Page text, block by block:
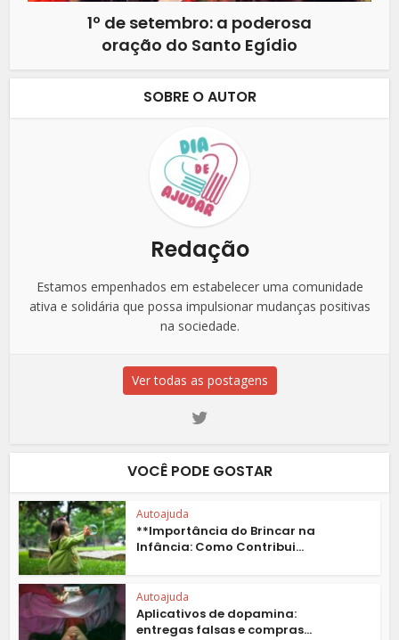
1º de setembro: a poderosa
oração do Santo Egídio
SOBRE O AUTOR
Redação
Estamos empenhados em estabelecer uma comunidade
ativa e solidária que possa impulsionar mudanças positivas
na sociedade.
Ver todas as postagens
VOCÊ PODE GOSTAR
Autoajuda
**Importância do Brincar na
Infância: Como Contribui...
Autoajuda
Aplicativos de dopamina:
entregas falsas e compras...